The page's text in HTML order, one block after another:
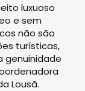
luxuoso
e sem
não são
turísticas,
genuinidade
Lousã.